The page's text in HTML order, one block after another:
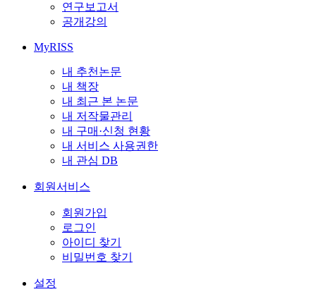
연구보고서
공개강의
MyRISS
내 추천논문
내 책장
내 최근 본 논문
내 저작물관리
내 구매·신청 현황
내 서비스 사용권한
내 관심 DB
회원서비스
회원가입
로그인
아이디 찾기
비밀번호 찾기
설정